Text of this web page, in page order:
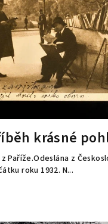
krásné
Paříže.Odeslána z
roku 1932. N...